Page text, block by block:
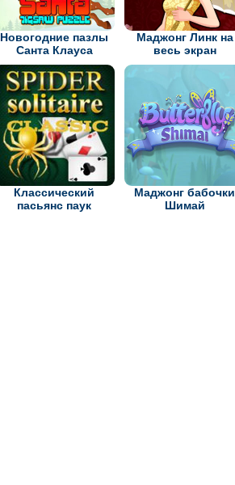
Новогодние пазлы
Санта Клауса
Маджонг Линк на
весь экран
Классический
пасьянс паук
Маджонг бабочки
Шимай